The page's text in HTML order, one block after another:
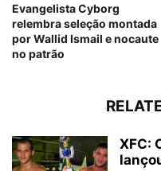
Evangelista Cyborg
relembra seleção montada
por Wallid Ismail e nocaute
no patrão
XFC: